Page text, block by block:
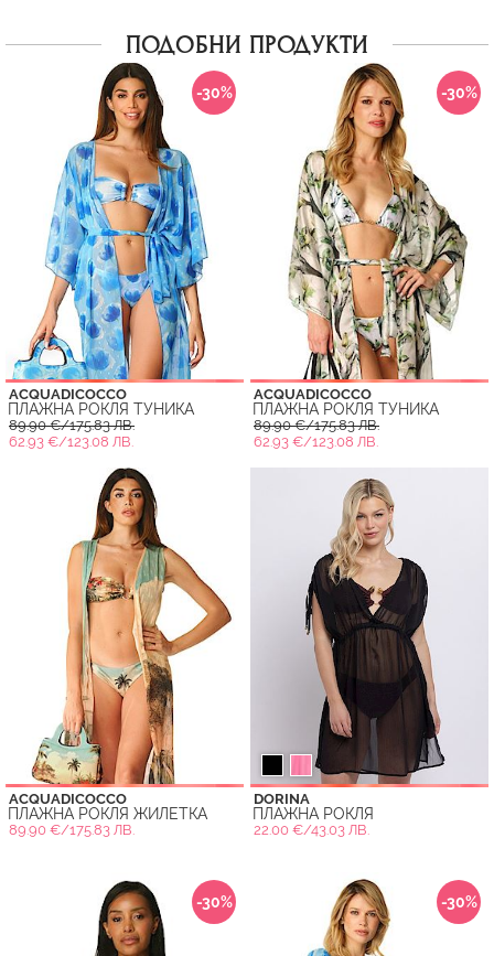
ПОДОБНИ ПРОДУКТИ
-30%
ACQUADICOCCO
ПЛАЖНА РОКЛЯ ТУНИКА
89.90 €/175.83 ЛВ.
62.93 €/123.08 ЛВ.
-30%
ACQUADICOCCO
ПЛАЖНА РОКЛЯ ТУНИКА
89.90 €/175.83 ЛВ.
62.93 €/123.08 ЛВ.
ACQUADICOCCO
ПЛАЖНА РОКЛЯ ЖИЛЕТКА
89.90 €/175.83 ЛВ.
DORINA
ПЛАЖНА РОКЛЯ
22.00 €/43.03 ЛВ.
-30% -30%